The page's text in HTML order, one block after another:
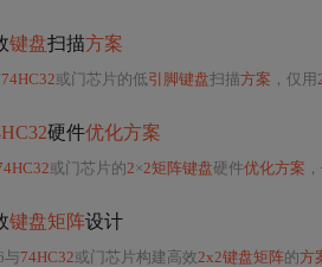
键盘扫描方案
74HC32或门芯片的低引脚键盘扫描方案 ，仅用
硬件优化方案
或门芯片的2×2矩阵键盘硬件优化方案
键盘矩阵设计
与74HC32或门芯片构建高效2x2键盘矩阵的方